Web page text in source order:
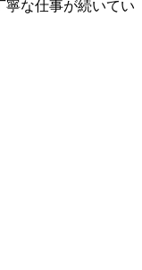
寧な仕事が続いてい